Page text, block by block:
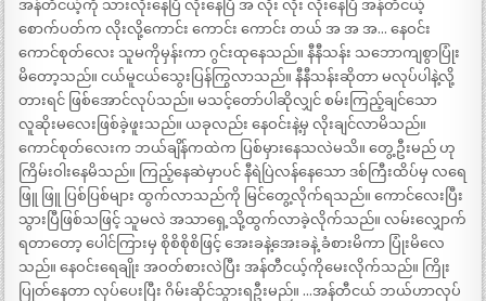
အန်တီငယ့်ကို သားလိုးနေပြီ လိုးနေပြီ အ လိုး လိုး လိုးနေပြီ အန်တီငယ့်
စောက်ပတ်က လိုးလို့ကောင်း ကောင်း ကောင်း တယ် အ အ အ… နေဝင်း
ကောင်စုတ်လေး သူမကိုမှန်းကာ ဂွင်းထုနေသည်။ နီနီသန်း သဘောကျစွာပြုံး
မိတော့သည်။ ငယ်မူငယ်သွေးပြန်ကြွလာသည်။ နီနီသန်းဆိုတာ မလုပ်ပါနဲ့လို့
တားရင် ဖြစ်အောင်လုပ်သည်။ မသင့်တော်ပါဆိုလျှင် စမ်းကြည့်ချင်သော
လူဆိုးမလေးဖြစ်ခဲ့ဖူးသည်။ ယခုလည်း နေဝင်းနဲ့မှ လိုးချင်လာမိသည်။
ကောင်စုတ်လေးက ဘယ်ချိန်ကထဲက ပြစ်မှားနေသလဲမသိ။ တွေ့ဦးမည် ဟု
ကြိမ်းဝါးနေမိသည်။ ကြည့်နေဆဲမှာပင် နီရဲပြဲလန်နေသော ဒစ်ကြီးထိပ်မှ လရေ
ဖြူ ဖြူ ပြစ်ပြစ်များ ထွက်လာသည်ကို မြင်တွေ့လိုက်ရသည်။ ကောင်လေးပြီး
သွားပြီဖြစ်သဖြင့် သူမလဲ အသာရှေ့သို့ထွက်လာခဲ့လိုက်သည်။ လမ်းလျှောက်
ရတာတော့ ပေါင်ကြားမှ စိုစိစိုစိဖြင့် အေးခနဲ့အေးခနဲ့ ခံစားမိကာ ပြုံးမိလေ
သည်။ နေဝင်းရေချိုး အဝတ်စားလဲပြီး အန်တီငယ့်ကိုမေးလိုက်သည်။ ကြိုး
ပြုတ်နေတာ လုပ်ပေးပြီး ဂိမ်းဆိုင်သွားရဦးမည်။ …အန်တီငယ် ဘယ်ဟာလုပ်